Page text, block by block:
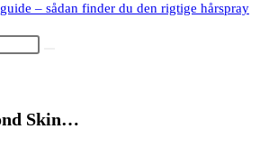
– sådan finder du den rigtige hårspray
Skin…